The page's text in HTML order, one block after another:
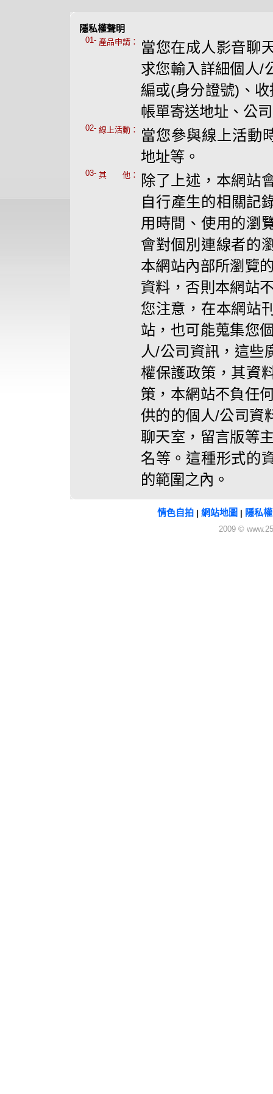
隱私權聲明
01- 產品申請：
當您在成人影音聊
求您輸入詳細個人/
編或(身分證號)、
帳單寄送地址、公
02- 線上活動：
當您參與線上活動
地址等。
03- 其 他：
除了上述，本網站
自行產生的相關記
用時間、使用的瀏
會對個別連線者的
本網站內部所瀏覽
資料，否則本網站
您注意，在本網站
站，也可能蒐集您
人/公司資訊，這些
權保護政策，其資
策，本網站不負任
供的的個人/公司資
聊天室，留言版等
名等。這種形式的
的範圍之內。
情色自拍 網站地圖 隱私
2009 ©